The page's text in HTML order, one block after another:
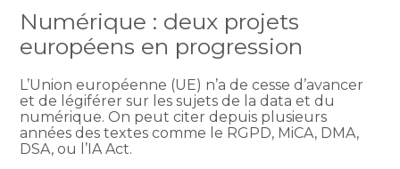
Numérique : deux projets
européens en progression
L’Union européenne (UE) n’a de cesse d’avancer
et de légiférer sur les sujets de la data et du
numérique. On peut citer depuis plusieurs
années des textes comme le RGPD, MiCA, DMA,
DSA, ou l’IA Act.